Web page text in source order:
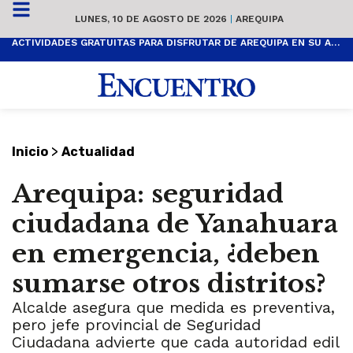
LUNES, 10 DE AGOSTO DE 2026 | AREQUIPA
ACTIVIDADES GRATUITAS PARA DISFRUTAR DE AREQUIPA EN SU ANIVERSARIO
Inicio > Actualidad
Arequipa: seguridad
ciudadana de Yanahuara
en emergencia, ¿deben
sumarse otros distritos?
Alcalde asegura que medida es preventiva,
pero jefe provincial de Seguridad
Ciudadana advierte que cada autoridad edil